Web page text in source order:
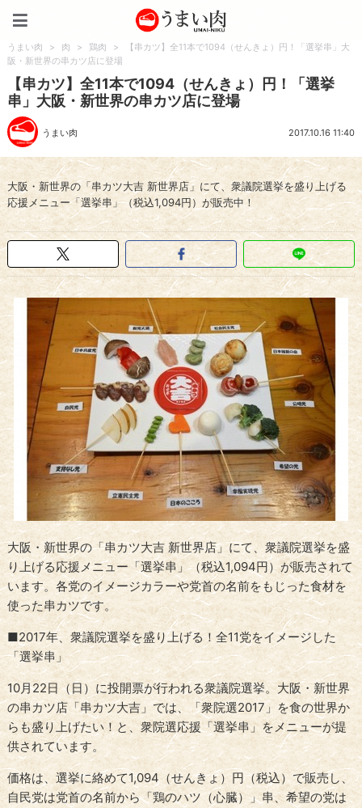
うまい肉 > 肉 > 鶏肉 >
【串カツ】全11本で1094（せんきょ）円！「選挙串」大
阪・新世界の串カツ店に登場
【串カツ】全11本で1094（せんきょ）円！「選挙
串」大阪・新世界の串カツ店に登場
うまい肉 2017.10.16 11:40
大阪・新世界の「串カツ大吉 新世界店」にて、衆議院選挙を盛り上げる
応援メニュー「選挙串」（税込1,094円）が販売中！
大阪・新世界の「串カツ大吉 新世界店」にて、衆議院選挙を盛
り上げる応援メニュー「選挙串」（税込1,094円）が販売されて
います。各党のイメージカラーや党首の名前をもじった食材を
使った串カツです。
■2017年、衆議院選挙を盛り上げる！全11党をイメージした
「選挙串」
10月22日（日）に投開票が行われる衆議院選挙。大阪・新世界
の串カツ店「串カツ大吉」では、「衆院選2017」を食の世界か
らも盛り上げたい！と、衆院選応援「選挙串」をメニューが提
供されています。
価格は、選挙に絡めて1,094（せんきょ）円（税込）で販売し、
自民党は党首の名前から「鶏のハツ（心臓）」串、希望の党は